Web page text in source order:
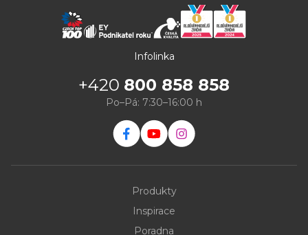
Infolinka
+420 800 858 858
Po–Pá: 7:30–16:00 h
Produkty
Inspirace
Poradna